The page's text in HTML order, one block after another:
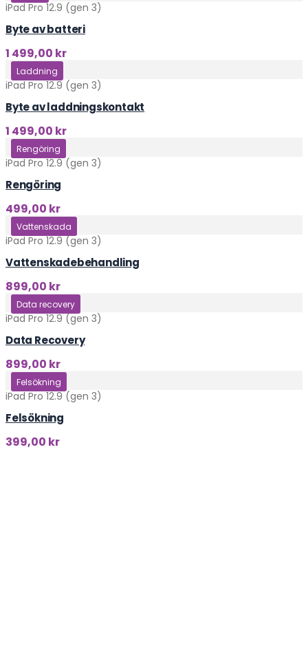
iPad Pro 12.9 (gen 3)
Byte av batteri
1 499,00 kr
Klicka här
Laddning
iPad Pro 12.9 (gen 3)
Byte av laddningskontakt
1 499,00 kr
Klicka här
Rengöring
iPad Pro 12.9 (gen 3)
Rengöring
499,00 kr
Klicka här
Vattenskada
iPad Pro 12.9 (gen 3)
Vattenskadebehandling
899,00 kr
Klicka här
Data recovery
iPad Pro 12.9 (gen 3)
Data Recovery
899,00 kr
Klicka här
Felsökning
iPad Pro 12.9 (gen 3)
Felsökning
399,00 kr